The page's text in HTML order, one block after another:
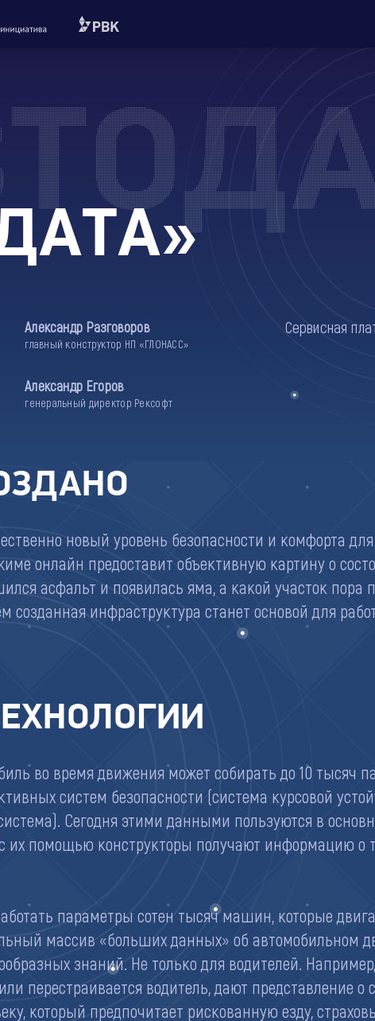
Александр Разговоров
главный конструктор НП «ГЛОНАСС»
Александр Егоров
генеральный директор Рексофт
Сервисная
новый уровень безопасности и комфорта
онлайн предоставит объективную картину о
асфальт и появилась яма, а какой участок
созданная инфраструктура станет основой для
во время движения может собирать до 10 тысяч
систем безопасности (система курсовой
Сегодня этими данными пользуются в
с их помощью конструкторы получают информацию
параметры сотен тысяч машин, которые
массив «больших данных» об автомобильном
знаний. Не только для водителей.
перестраивается водитель, дают представление о
который предпочитает рискованную езду,